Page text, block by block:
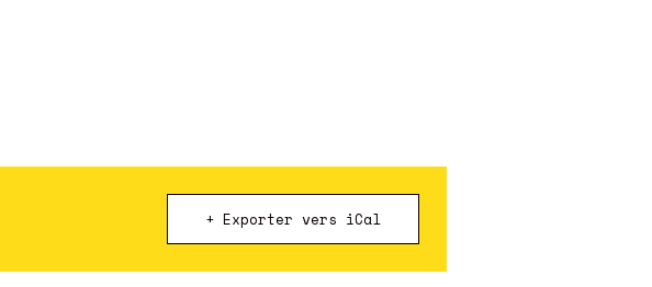
+ Exporter vers iCal